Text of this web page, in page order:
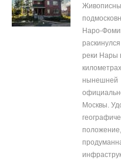
Наро-
реки Нары
нынешней
Москвы.
положение,